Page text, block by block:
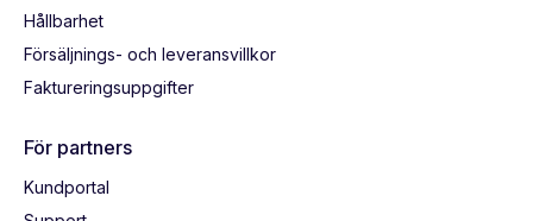
Hållbarhet
Försäljnings- och leveransvillkor
Faktureringsuppgifter
För partners
Kundportal